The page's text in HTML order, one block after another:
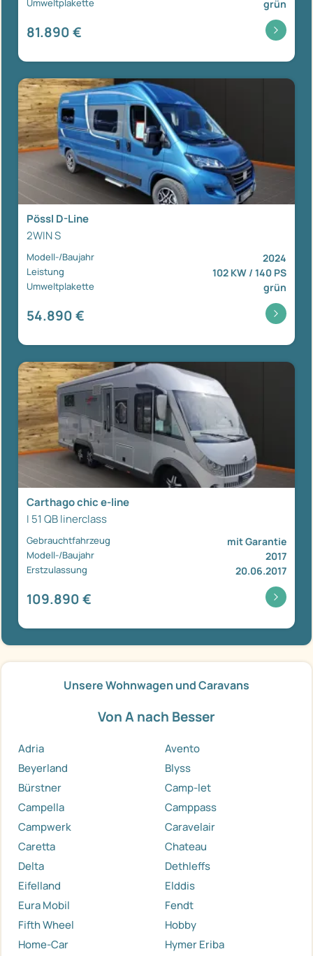
Umweltplakette grün
81.890 €
Pössl D-Line
2WIN S
Modell-/Baujahr 2024
Leistung 102 KW / 140 PS
Umweltplakette grün
54.890 €
Carthago chic e-line
I 51 QB linerclass
Gebrauchtfahrzeug mit Garantie
Modell-/Baujahr 2017
Erstzulassung 20.06.2017
109.890 €
Unsere Wohnwagen und Caravans
Von A nach Besser
Adria
Avento
Beyerland
Blyss
Bürstner
Camp-let
Campella
Camppass
Campwerk
Caravelair
Caretta
Chateau
Delta
Dethleffs
Eifelland
Elddis
Eura Mobil
Fendt
Fifth Wheel
Hobby
Home-Car
Hymer Eriba